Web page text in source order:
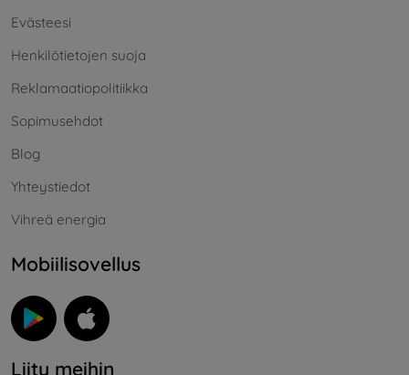
Evästeesi
Henkilötietojen suoja
Reklamaatiopolitiikka
Sopimusehdot
Blog
Yhteystiedot
Vihreä energia
Mobiilisovellus
Liity meihin